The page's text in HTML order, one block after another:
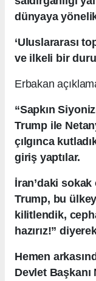
dünyaya
‘Uluslararası
ve ilkeli bir
Erbakan
“Sapkın
Trump ile
çılgınca
giriş yaptılar.
İran’daki
Trump, bu
kilitlendik,
hazırız!”
Hemen
Devlet